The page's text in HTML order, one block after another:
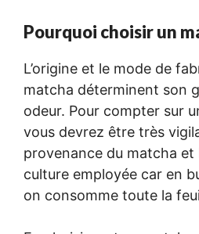
Pourquoi choisir un
L’origine et le mode de
matcha déterminent son
odeur. Pour compter sur
vous devrez être très
provenance du matcha et
culture employée car en
on consomme toute la